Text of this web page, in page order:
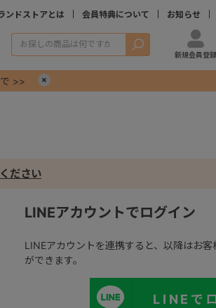
ンドストアとは 会員特典について お知らせ
検索
新規会員登録
>>
ださい
LINEアカウントでログイン
LINEアカウントを連携すると、以降はお
ができます。
LINEで